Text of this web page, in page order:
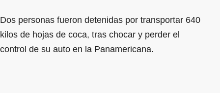
Dos personas fueron detenidas por transportar 640
kilos de hojas de coca, tras chocar y perder el
control de su auto en la Panamericana.